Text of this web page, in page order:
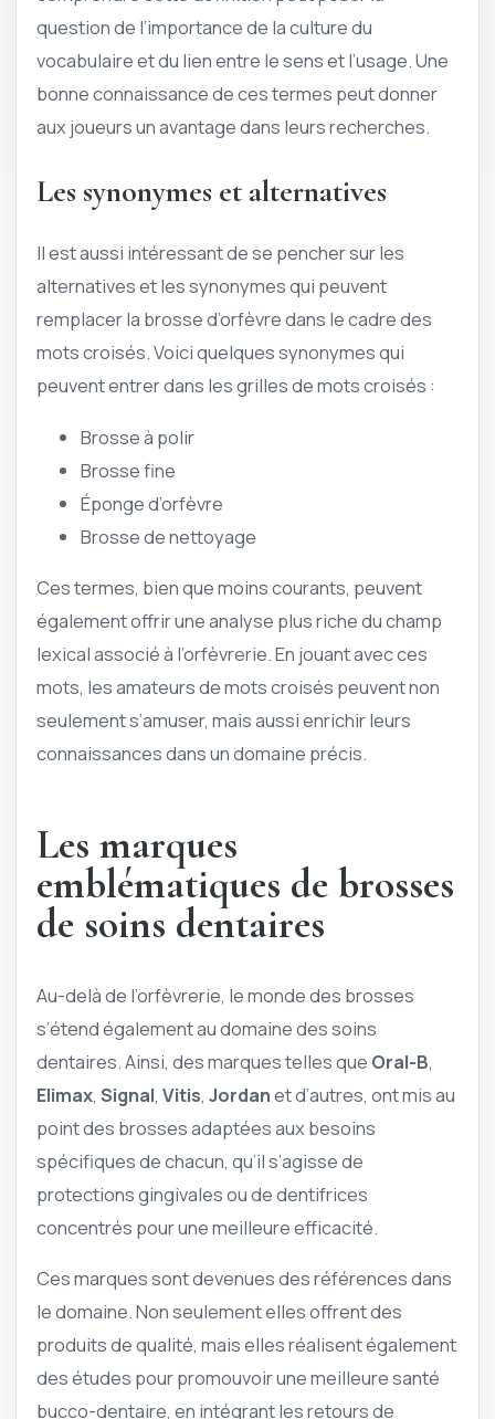
question de l’importance de la culture du
vocabulaire et du lien entre le sens et l’usage. Une
bonne connaissance de ces termes peut donner
aux joueurs un avantage dans leurs recherches.
Les synonymes et alternatives
Il est aussi intéressant de se pencher sur les
alternatives et les synonymes qui peuvent
remplacer la brosse d’orfèvre dans le cadre des
mots croisés. Voici quelques synonymes qui
peuvent entrer dans les grilles de mots croisés :
Brosse à polir
Brosse fine
Éponge d’orfèvre
Brosse de nettoyage
Ces termes, bien que moins courants, peuvent
également offrir une analyse plus riche du champ
lexical associé à l’orfèvrerie. En jouant avec ces
mots, les amateurs de mots croisés peuvent non
seulement s’amuser, mais aussi enrichir leurs
connaissances dans un domaine précis.
Les marques
emblématiques de brosses
de soins dentaires
Au-delà de l’orfèvrerie, le monde des brosses
s’étend également au domaine des soins
dentaires. Ainsi, des marques telles que Oral-B
Elimax Signal Vitis Jordanet d’autres, ont mis au
point des brosses adaptées aux besoins
spécifiques de chacun, qu’il s’agisse de
protections gingivales ou de dentifrices
concentrés pour une meilleure efficacité.
Ces marques sont devenues des références dans
le domaine. Non seulement elles offrent des
produits de qualité, mais elles réalisent également
des études pour promouvoir une meilleure santé
bucco-dentaire, en intégrant les retours de